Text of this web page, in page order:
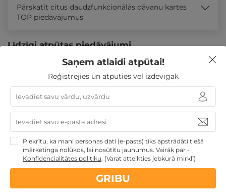
Atpūtas piedāvājums Apraksts Kontakti Noteikumi
Pārskatīt citus daudzfunkcionālās dāvanu kartes
TOP piedāvājumus
Līdzīgi atpūtas piedāvājumi
Ieejas biļete Tāgeperas pils burvju parkā "Alise un
Saņem atlaidi atpūtai!
Reģistrējies un atpūties vēl izdevīgāk
Piekrītu, ka mani personas dati (e-pasts) tiks apstrādāti tiešā
mārketinga nolūkos, lai nosūtītu jaunumus. Vairāk par -
Konfidencialitātes politiku. (Varat atteikties jebkurā mirklī)
GRIBU